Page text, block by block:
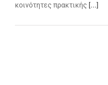
κοινότητες πρακτικής [...]